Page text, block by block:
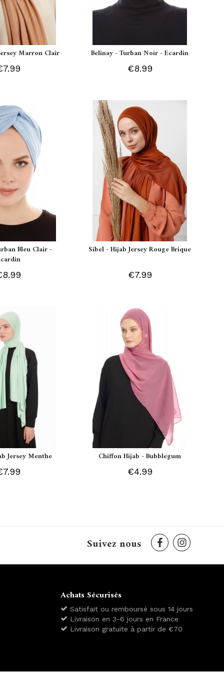
Marron Clair Belinay - Turban Noir - Ecardin
€8.99
Bleu Clair -
Sibel - Hijab Jersey Rouge Brique
€7.99
Jersey Menthe Chiffon Hijab - Bubblegum
€4.99
Suivez nous
Achats Sécurisés
Satisfait ou remboursé sous 14 jours
Livraison en 3-6 jours en France
Livraison gratuite à partir de €70